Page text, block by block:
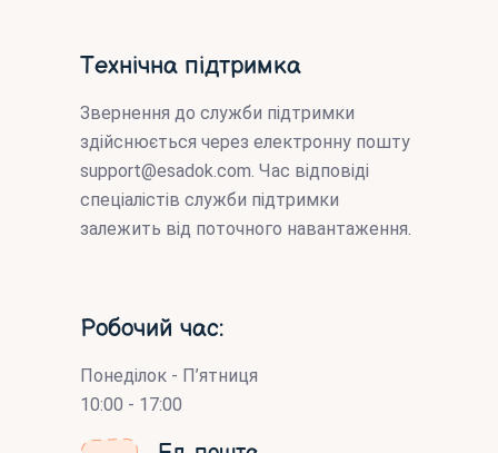
Технічна підтримка
Звернення до служби підтримки
здійснюється через електронну пошту
support@esadok.com. Час відповіді
спеціалістів служби підтримки
залежить від поточного навантаження.
Робочий час:
Понеділок - П’ятниця
10:00 - 17:00